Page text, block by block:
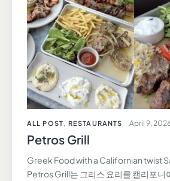
ALL POST ,RESTAURANTS April 9,
Petros Grill
Greek Food with a Californian twist
Petros Grill는 그리스 요리를 캘리포니